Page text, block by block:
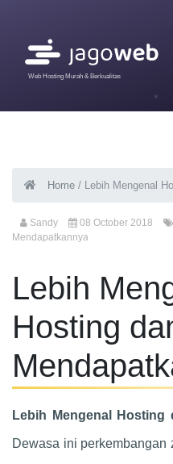
Web Hosting Murah & Berkualitas
Home / Lebih Mengenal
Sandy 08 October 2018
Mendapatkannya
Lebih
Hosting
Lebih Mengenal Hosting
Dewasa ini perkembangan